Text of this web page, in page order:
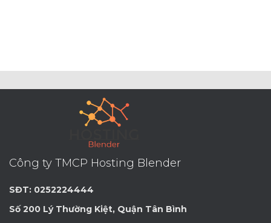
Công ty TMCP Hosting Blender
SĐT: 0252224444
Số 200 Lý Thường Kiệt, Quận Tân Bình